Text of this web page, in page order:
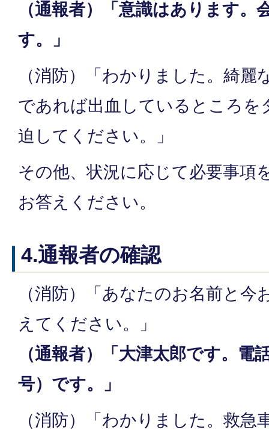
（通報者）「意識はあります。
す。」
（消防）「わかりました。綺
であれば出血しているところを
迫してください。」
その他、状況に応じて必要事項
お答えください。
4.通報者の確認
（消防）「あなたのお名前と今
えてください。」
（通報者）「大津太郎です。電
号）です。」
（消防）「わかりました。救